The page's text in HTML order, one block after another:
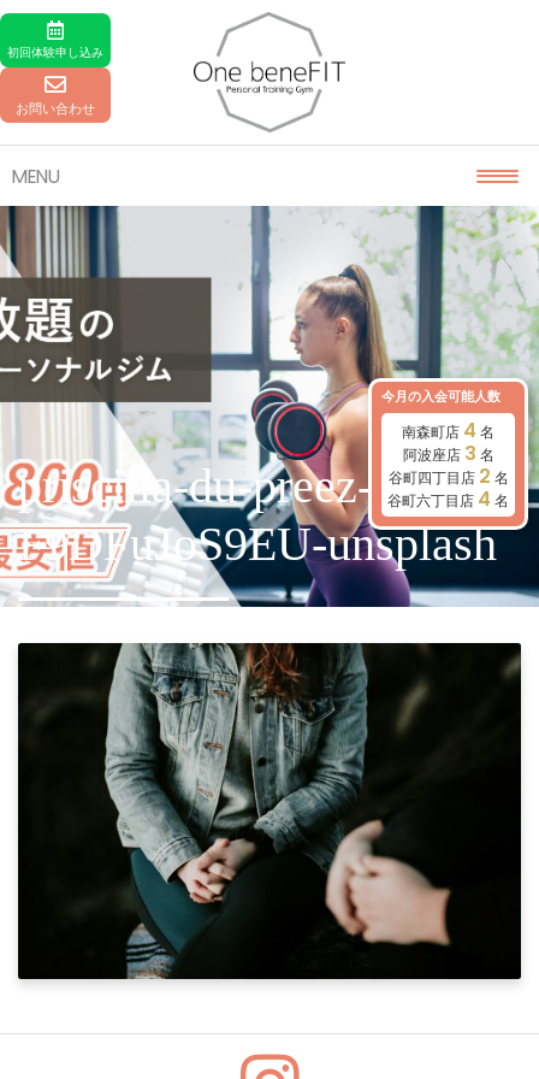
Skip to content
初回体験申し込み
お問い合わせ
MENU
今月の入会可能人数
南森町店 4 名
阿波座店 3 名
谷町四丁目店 2 名
谷町六丁目店 4 名
priscilla-du-preez-
F9DFuJoS9EU-unsplash